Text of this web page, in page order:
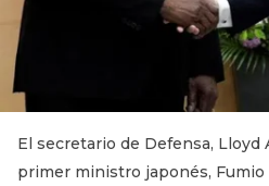
El secretario de Defensa, Lloyd
primer ministro japonés, Fumio